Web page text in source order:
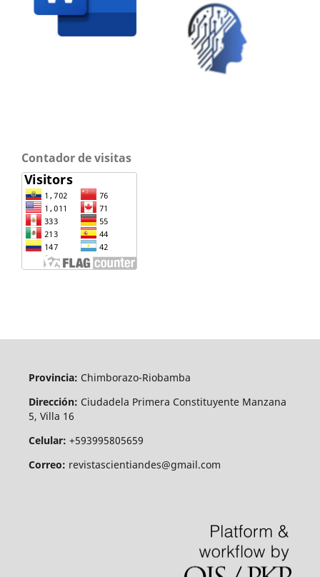
Contador de visitas
Provincia: Chimborazo-Riobamba
Dirección: Ciudadela Primera Constituyente Manzana
5, Villa 16
Celular: +593995805659
Correo: revistascientiandes@gmail.com